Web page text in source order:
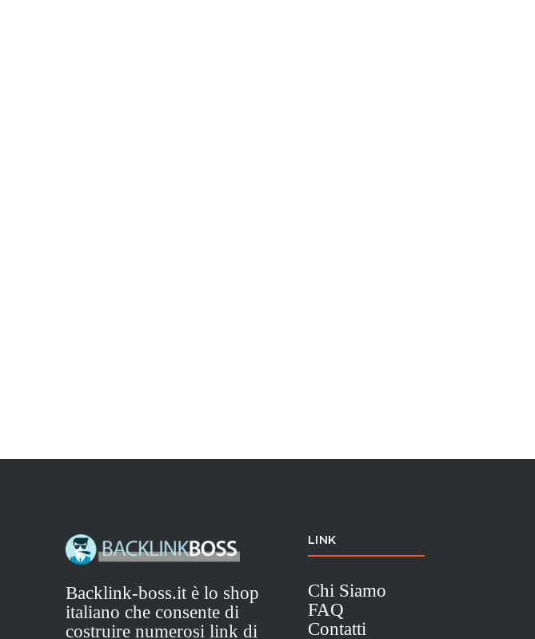
Backlink-boss.it è lo shop
italiano che consente di
costruire numerosi link di
LINK
Chi Siamo
FAQ
Contatti